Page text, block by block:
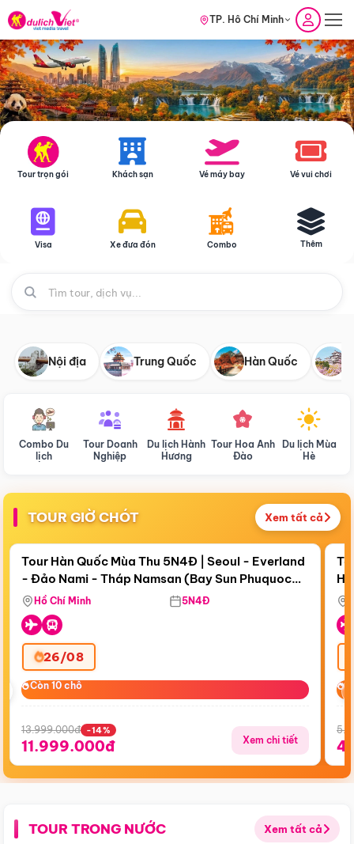
TP. Hồ Chí Minh
Tour trọn gói Khách sạn Vé máy bay Vé vui chơi
Visa Xe đưa đón Combo Thêm
Nội địa Trung Quốc Hàn Quốc
Combo Du
lịch
Tour Doanh
Nghiệp
Du lịch Hành
Hương
Tour Hoa Anh
Đào
Du lịch Mùa
Hè
TOUR GIỜ CHÓT Xem tất cả
Còn18 ngày 17:34:45
Bay Sun Phuquoc Airways
Điểm nổi bật
Tour Hàn Quốc Mùa Thu 5N4Đ | Seoul - Everland
- Đảo Nami - Tháp Namsan (Bay Sun Phuquoc
Airways)
Hồ Chí Minh 5N4Đ
26/08
Còn 10 chỗ
Còn 10 chỗ
13.999.000đ -14%
11.999.000đ Xem chi tiết
TOUR TRONG NƯỚC Xem tất cả
Điểm nổi bật